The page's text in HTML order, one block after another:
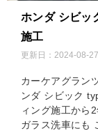
ホンダ シビッ
施工
更新日： 2024-08-27
カーケアグラン
ンダ シビック
ィング施工から
ガラス洗車にも